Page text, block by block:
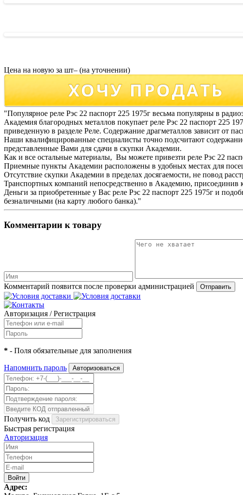
Цена на новую за шт– (на уточнении)
"Популярное реле Рэс 22 паспорт 225 1975г весьма популярны в
Академия благородных металлов покупает реле Рэс 22 паспорт 225
приведенную в разделе Реле. Содержание драгметаллов зависит от
Наши квалифицированные специалисты точно подсчитают
представленные Вами для сдачи в скупки Академии.
Как и все остальные материалы, Вы можете привезти реле Рэс 22
Приемные пункты Академии расположены в удобных местах для
Отсутствие скупки Академии в пределах досягаемости, не повод
Транспортных компаний непосредственно в Академию, присоединив
Деньги за приобретенные у Вас реле Рэс 22 паспорт 225 1975г и
безналичными (на карту любого банка)."
Комментарии к товару
Комментарий появится после проверки администрацией
Авторизация /Регистрация
* - Поля обязательные для заполнения
Напомнить пароль
Получить код
Быстрая регистрация
Авторизация
Адрес: